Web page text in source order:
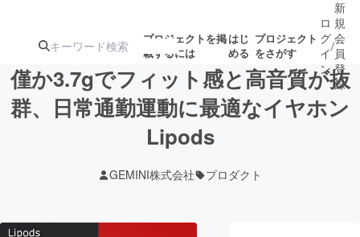
プロジェクトを掲
載するには
はじ
める
プロジェクト
をさがす
注目の新着プロ募集終了が近いプ
ロ
グ
イ
ン
/
新
規
会
員
登
録
僅か3.7gでフィット感と高音質が抜
群、日常通勤運動に最適なイヤホン
Lipods
GEMINI株式会社 プロダクト